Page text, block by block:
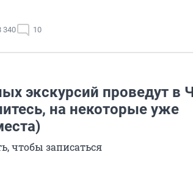
340 10
экскурсий проведут в
на некоторые уже
чтобы записаться